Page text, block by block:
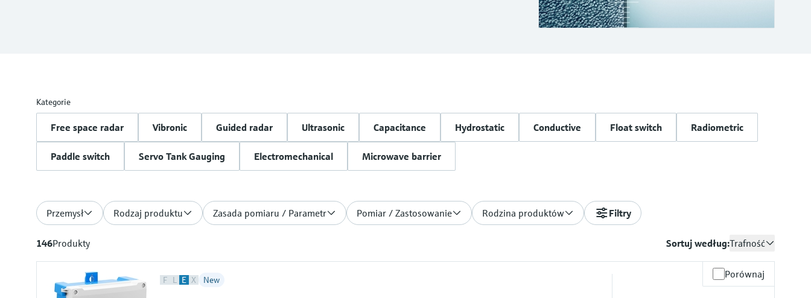
Kategorie
Free space radar Vibronic Guided radar Ultrasonic Capacitance Hydrostatic Conductive Float switch Radiometric
Paddle switch Servo Tank Gauging Electromechanical Microwave barrier
Przemysł Rodzaj produktu Zasada pomiaru / Parametr Pomiar / Zastosowanie Rodzina produktów Filtry
146Produkty Sortuj według:Trafność
F L E X New Porównaj